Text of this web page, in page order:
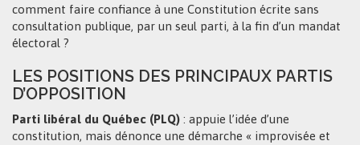
comment faire confiance à une Constitution écrite sans
consultation publique, par un seul parti, à la fin d’un mandat
électoral ?
LES POSITIONS DES PRINCIPAUX PARTIS
D’OPPOSITION
Parti libéral du Québec (PLQ) : appuie l’idée d’une
constitution, mais dénonce une démarche « improvisée et